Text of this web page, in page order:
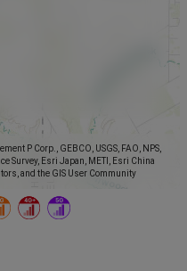
P Corp., GEBCO, USGS, FAO, NPS,
Survey, Esri Japan, METI, Esri China
and the GIS User Community